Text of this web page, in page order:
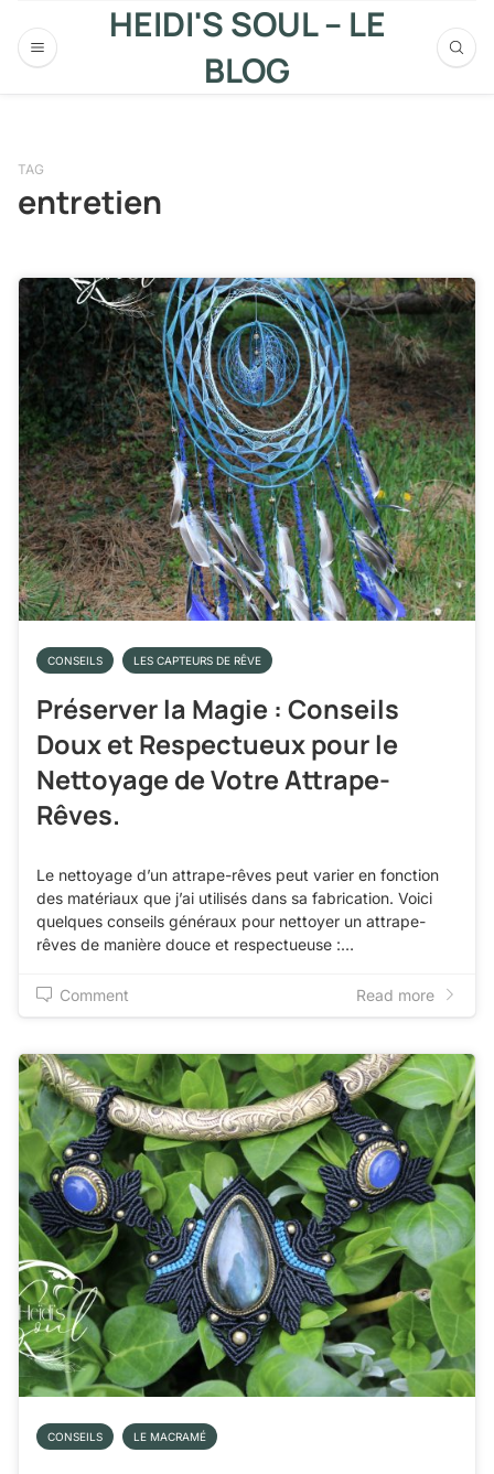
HEIDI'S SOUL – LE
BLOG
TAG
entretien
CONSEILS LES CAPTEURS DE RÊVE
Préserver la Magie : Conseils
Doux et Respectueux pour le
Nettoyage de Votre Attrape-
Rêves.
Le nettoyage d’un attrape-rêves peut varier en fonction
des matériaux que j’ai utilisés dans sa fabrication. Voici
quelques conseils généraux pour nettoyer un attrape-
rêves de manière douce et respectueuse :…
Comment Read more
CONSEILS LE MACRAMÉ